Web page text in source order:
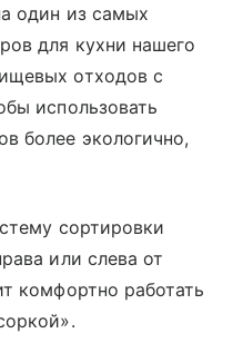
один из самых
для кухни нашего
отходов с
использовать
более экологично,
сортировки
или слева от
комфортно работать